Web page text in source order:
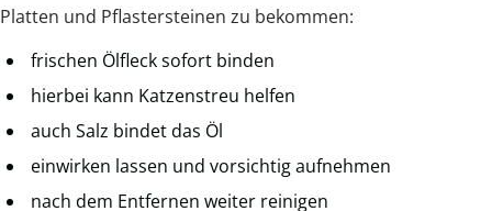
Platten und Pflastersteinen zu bekommen:
frischen Ölfleck sofort binden
hierbei kann Katzenstreu helfen
auch Salz bindet das Öl
einwirken lassen und vorsichtig aufnehmen
nach dem Entfernen weiter reinigen